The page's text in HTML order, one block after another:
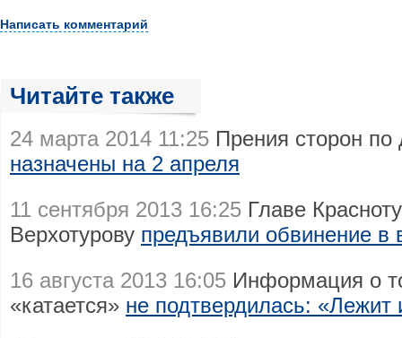
Написать комментарий
Читайте также
24 марта 2014 11:25 Прения сторон по
назначены на 2 апреля
11 сентября 2013 16:25 Главе
Верхотурову предъявили обвинение в
16 августа 2013 16:05 Информация о
«катается» не подтвердилась: «Лежит